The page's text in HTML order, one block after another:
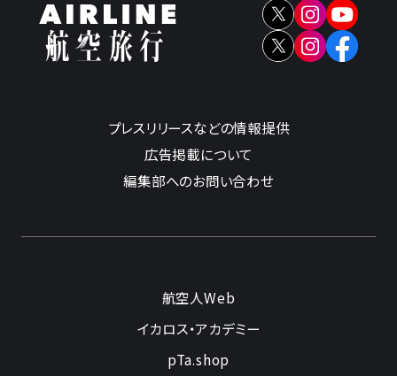
プレスリリースなどの情報提供
広告掲載について
編集部へのお問い合わせ
航空人Web
イカロス・アカデミー
pTa.shop